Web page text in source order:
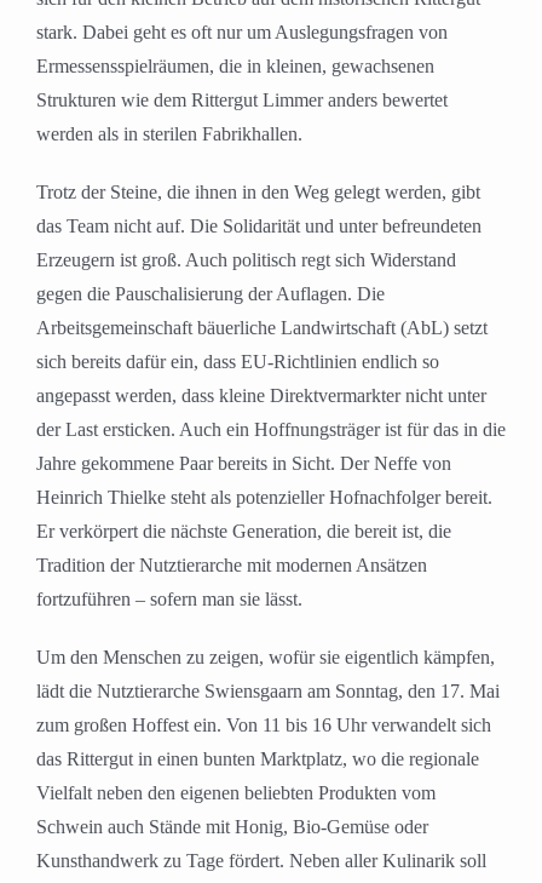
stark. Dabei geht es oft nur um Auslegungsfragen von
Ermessensspielräumen, die in kleinen, gewachsenen
Strukturen wie dem Rittergut Limmer anders bewertet
werden als in sterilen Fabrikhallen.
Trotz der Steine, die ihnen in den Weg gelegt werden, gibt
das Team nicht auf. Die Solidarität und unter befreundeten
Erzeugern ist groß. Auch politisch regt sich Widerstand
gegen die Pauschalisierung der Auflagen. Die
Arbeitsgemeinschaft bäuerliche Landwirtschaft (AbL) setzt
sich bereits dafür ein, dass EU-Richtlinien endlich so
angepasst werden, dass kleine Direktvermarkter nicht unter
der Last ersticken. Auch ein Hoffnungsträger ist für das in die
Jahre gekommene Paar bereits in Sicht. Der Neffe von
Heinrich Thielke steht als potenzieller Hofnachfolger bereit.
Er verkörpert die nächste Generation, die bereit ist, die
Tradition der Nutztierarche mit modernen Ansätzen
fortzuführen – sofern man sie lässt.
Um den Menschen zu zeigen, wofür sie eigentlich kämpfen,
lädt die Nutztierarche Swiensgaarn am Sonntag, den 17. Mai
zum großen Hoffest ein. Von 11 bis 16 Uhr verwandelt sich
das Rittergut in einen bunten Marktplatz, wo die regionale
Vielfalt neben den eigenen beliebten Produkten vom
Schwein auch Stände mit Honig, Bio-Gemüse oder
Kunsthandwerk zu Tage fördert. Neben aller Kulinarik soll